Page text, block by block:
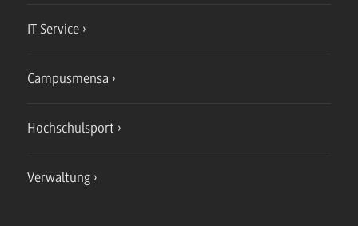
IT Service
Campusmensa
Hochschulsport
Verwaltung